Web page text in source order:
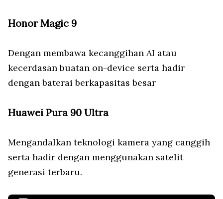
Honor Magic 9
Dengan membawa kecanggihan AI atau
kecerdasan buatan on-device serta hadir
dengan baterai berkapasitas besar
Huawei Pura 90 Ultra
Mengandalkan teknologi kamera yang canggih
serta hadir dengan menggunakan satelit
generasi terbaru.